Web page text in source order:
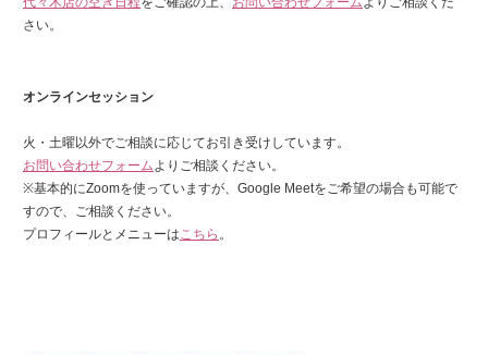
さい。
オンラインセッション
火・土曜以外でご相談に応じてお引き受けしています。
お問い合わせフォームよりご相談ください。
※基本的にZoomを使っていますが、Google Meetをご希望の場合も可能で
すので、ご相談ください。
プロフィールとメニューはこちら 。